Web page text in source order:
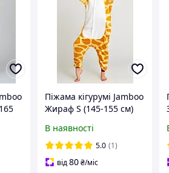
Піжама кігурумі Jamboo
Жираф S (145-155 см)
В наявності
5.0 (1)
від80₴/міс